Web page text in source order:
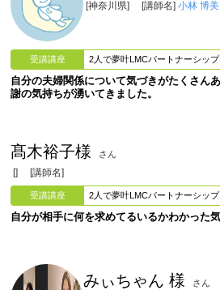
[神奈川県] [講師名]小林 博美
受講講座 2人で夢叶LMCパートナーシッ
自分の夫婦関係について気づきがたくさん
謝の気持ちが湧いてきました。
髙木裕子様 さん
[] [講師名]
受講講座 2人で夢叶LMCパートナーシッ
自分が相手に何を求めてるいるかわかった
みぃちゃん 様 さん